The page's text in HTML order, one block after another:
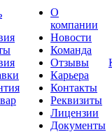
О
компании
Новости
Команда
Отзывы
Карьера
Контакты
Реквизиты
Лицензии
Документы